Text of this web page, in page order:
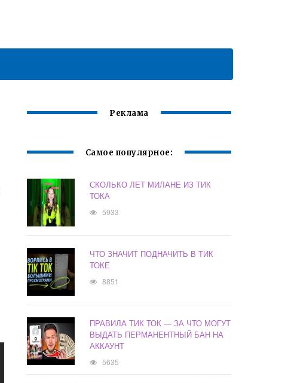
Реклама
Самое популярное:
СКОЛЬКО ЛЕТ МИЛАНЕ ИЗ ТИК
ТОКА
5933
ЧТО ЗНАЧИТ ПОДНАЧИТЬ В ТИК
ТОКЕ
8851
ПРАВИЛА ТИК ТОК — ЗА ЧТО МОГУТ
ВЫДАТЬ ПЕРМАНЕНТНЫЙ БАН НА
АККАУНТ
5635